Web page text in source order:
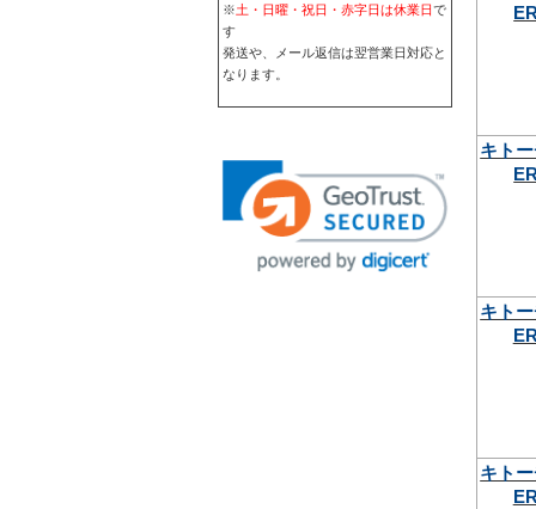
※土・日曜・祝日・赤字日は休業日で
す
発送や、メール返信は翌営業日対応と
なります。
キト
キト
キト